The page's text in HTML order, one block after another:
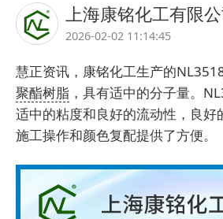
上海康铭化工有限
2026-02-02 11:14:45
慧正资讯， 康铭化工生产的
聚酯树脂 ，具有适中的分子量。
适中的粘度和良好的流动性，良好
施工操作和颜色复配提供了方便。